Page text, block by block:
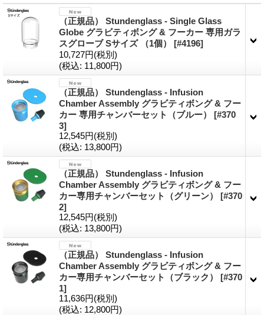
（正規品） Stundenglass - Single Glass
Globe グラビティボング & フーカー 専用ガラ
スグローブ Sサイズ （1個） [#4196]
10,727円(税別)
(税込: 11,800円)
（正規品） Stundenglass - Infusion
Chamber Assembly グラビティボング & フー
カー 専用チャンバーセット（ブルー） [#370
3]
12,545円(税別)
(税込: 13,800円)
（正規品） Stundenglass - Infusion
Chamber Assembly グラビティボング & フー
カー専用チャンバーセット（グリーン） [#370
2]
12,545円(税別)
(税込: 13,800円)
（正規品） Stundenglass - Infusion
Chamber Assembly グラビティボング & フー
カー専用チャンバーセット（ブラック） [#370
1]
11,636円(税別)
(税込: 12,800円)